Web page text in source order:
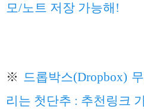
모/노트 저장 가능해!
※ 드롭박스(Dropbox)
리는 첫단추 : 추천링크